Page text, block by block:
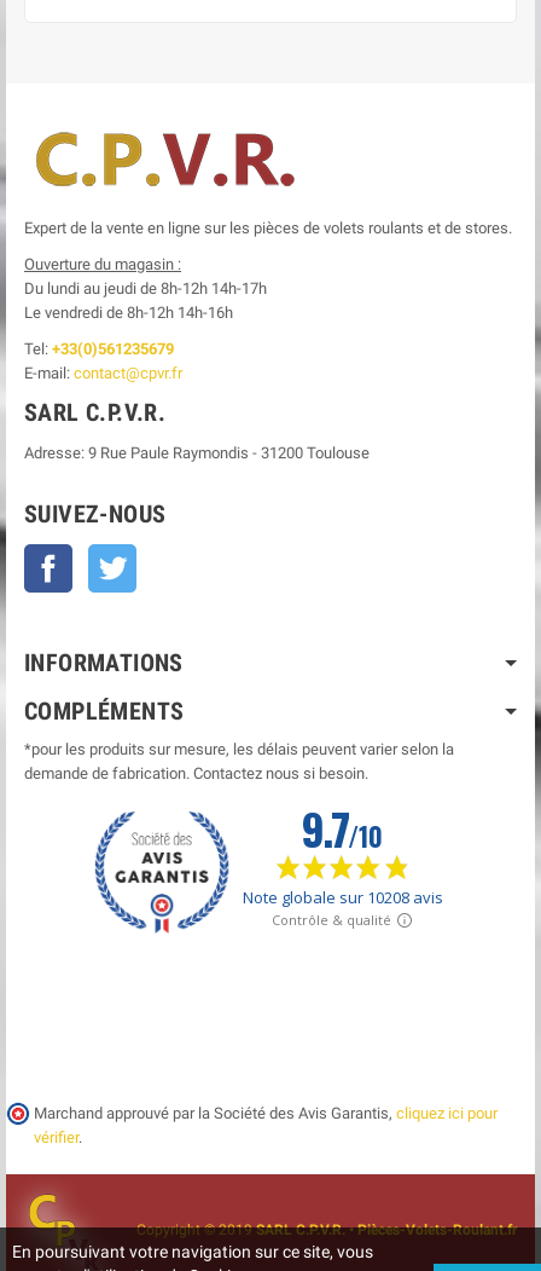
Expert de la vente en ligne sur les pièces de volets roulants et de stores.
Ouverture du magasin :
Du lundi au jeudi de 8h-12h 14h-17h
Le vendredi de 8h-12h 14h-16h
Tel: +33(0)561235679
E-mail: contact@cpvr.fr
SARL C.P.V.R.
Adresse: 9 Rue Paule Raymondis - 31200 Toulouse
SUIVEZ-NOUS
Facebook
INFORMATIONS
COMPLÉMENTS
*pour les produits sur mesure, les délais peuvent varier selon la
demande de fabrication. Contactez nous si besoin.
Marchand approuvé par la Société des Avis Garantis, cliquez ici pour
vérifier.
Copyright © 2019SARL C.P.V.R. • Pièces-Volets-Roulant.fr
En poursuivant votre navigation sur ce site, vous